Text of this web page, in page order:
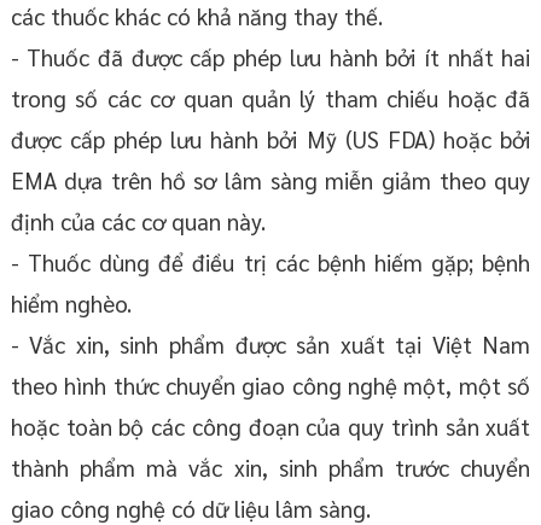
các thuốc khác có khả năng thay thế.
- Thuốc đã được cấp phép lưu hành bởi ít nhất hai
trong số các cơ quan quản lý tham chiếu hoặc đã
được cấp phép lưu hành bởi Mỹ (US FDA) hoặc bởi
EMA dựa trên hồ sơ lâm sàng miễn giảm theo quy
định của các cơ quan này.
- Thuốc dùng để điều trị các bệnh hiếm gặp; bệnh
hiểm nghèo.
- Vắc xin, sinh phẩm được sản xuất tại Việt Nam
theo hình thức chuyển giao công nghệ một, một số
hoặc toàn bộ các công đoạn của quy trình sản xuất
thành phẩm mà vắc xin, sinh phẩm trước chuyển
giao công nghệ có dữ liệu lâm sàng.